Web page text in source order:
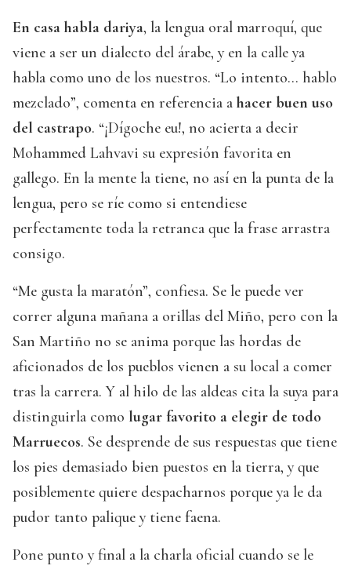
En casa habla dariya, la lengua oral marroquí, que
viene a ser un dialecto del árabe, y en la calle ya
habla como uno de los nuestros. “Lo intento… hablo
mezclado”, comenta en referencia a hacer buen uso
del castrapo. “¡Dígoche eu!, no acierta a decir
Mohammed Lahvavi su expresión favorita en
gallego. En la mente la tiene, no así en la punta de la
lengua, pero se ríe como si entendiese
perfectamente toda la retranca que la frase arrastra
consigo.
“Me gusta la maratón”, confiesa. Se le puede ver
correr alguna mañana a orillas del Miño, pero con la
San Martiño no se anima porque las hordas de
aficionados de los pueblos vienen a su local a comer
tras la carrera. Y al hilo de las aldeas cita la suya para
distinguirla como lugar favorito a elegir de todo
Marruecos. Se desprende de sus respuestas que tiene
los pies demasiado bien puestos en la tierra, y que
posiblemente quiere despacharnos porque ya le da
pudor tanto palique y tiene faena.
Pone punto y final a la charla oficial cuando se le